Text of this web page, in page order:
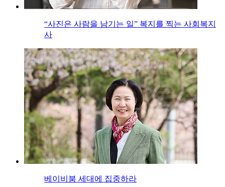
“사진은 사람을 남기는 일” 복지를 찍는 사회복지
사
베이비붐 세대에 집중하라